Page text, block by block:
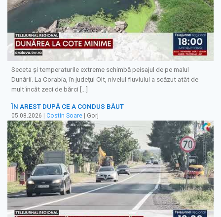
Seceta și temperaturile extreme schimbă peisajul de pe malul
Dunării. La Corabia, în județul Olt, nivelul fluviului a scăzut atât de
mult încât zeci de bărci […]
ÎN AREST DUPĂ CE A CONDUS BĂUT
05.08.2026 | Costin Soare | Gorj